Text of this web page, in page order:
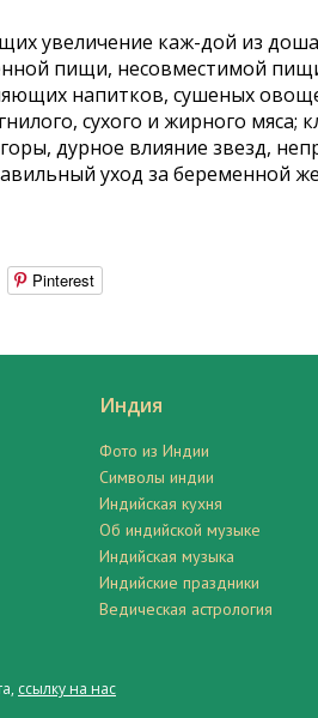
увеличение каж-дой из
пищи, несовместимой
напитков, сушеных
сухого и жирного мяса;
дурное влияние звезд,
уход за беременной
Pinterest
Индия
Фото из Индии
Символы индии
Индийская кухня
Об индийской музыке
Индийская музыка
Индийские праздники
Ведическая астрология
ссылку на нас